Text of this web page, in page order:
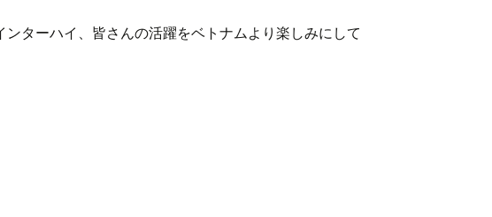
ンターハイ、皆さんの活躍をベトナムより楽しみにして